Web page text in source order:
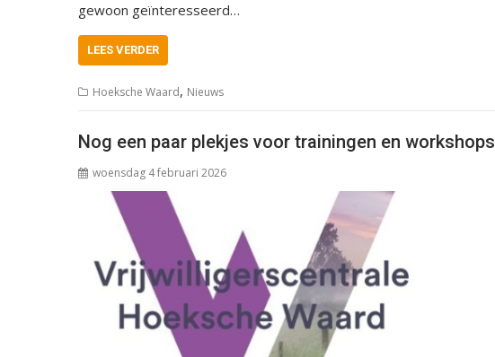
gewoon geïnteresseerd…
LEES VERDER
Hoeksche Waard, Nieuws
Nog een paar plekjes voor trainingen en workshops
woensdag 4 februari 2026